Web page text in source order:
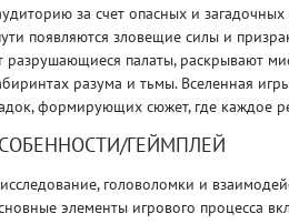
за счет опасных и
появляются зловещие силы и
разрушающиеся палаты, раскрывают
разума и тьмы. Вселенная
формирующих сюжет, где каждое
ГЕЙМПЛЕЙ
головоломки и
элементы игрового процесса